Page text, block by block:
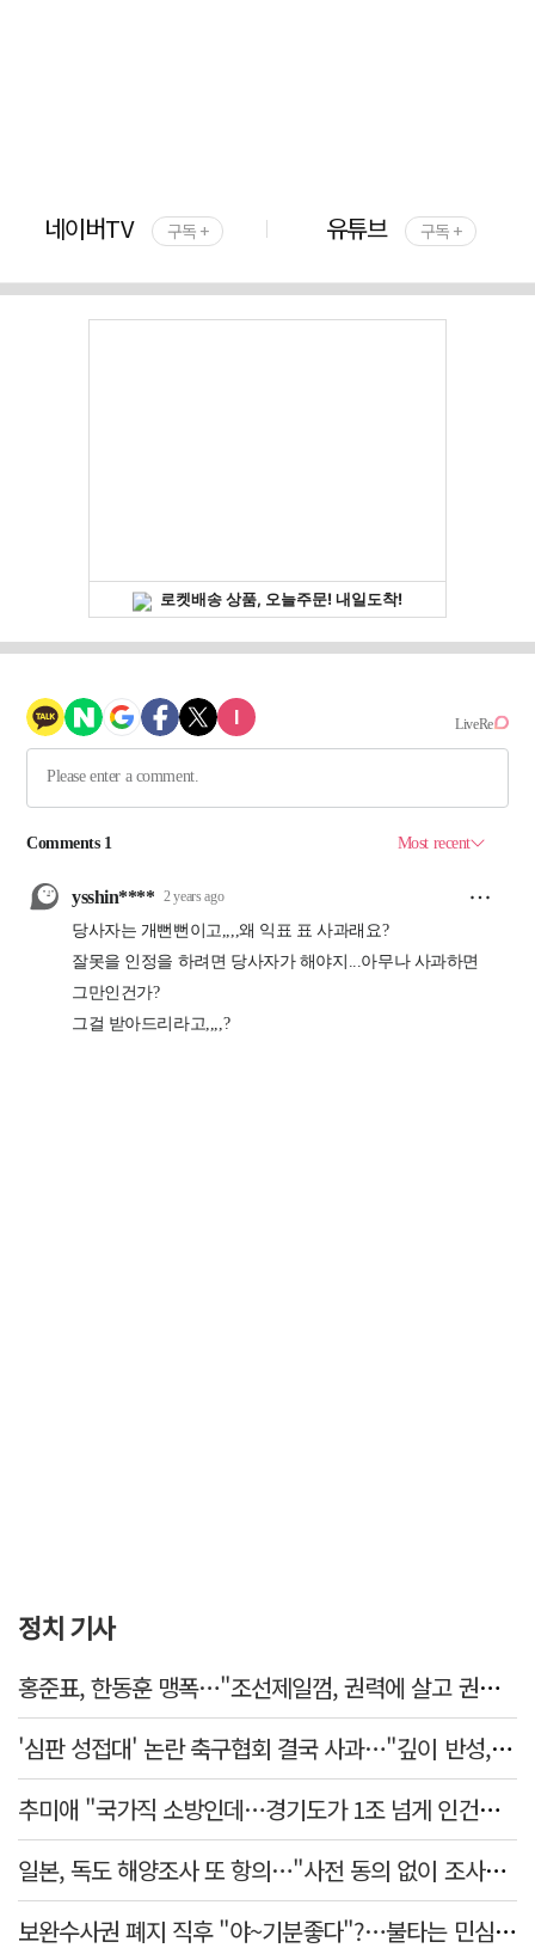
네이버TV 구독 + 유튜브 구독 +
정치 기사
홍준표, 한동훈 맹폭…"조선제일껌, 권력에 살고 권력에 죽었다"
'심판 성접대' 논란 축구협회 결국 사과…"깊이 반성, 쇄신하겠다"
추미애 "국가직 소방인데…경기도가 1조 넘게 인건비 대납"
일본, 독도 해양조사 또 항의…"사전 동의 없이 조사" 주장
보완수사권 폐지 직후 "야~기분좋다"?…불타는 민심에 기름, 민주당 '말말말'[금주의 정치舌전]